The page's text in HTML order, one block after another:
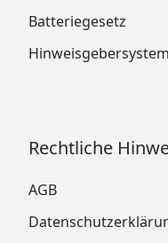
Batteriegesetz
Hinweisgebersystem
Rechtliche
AGB